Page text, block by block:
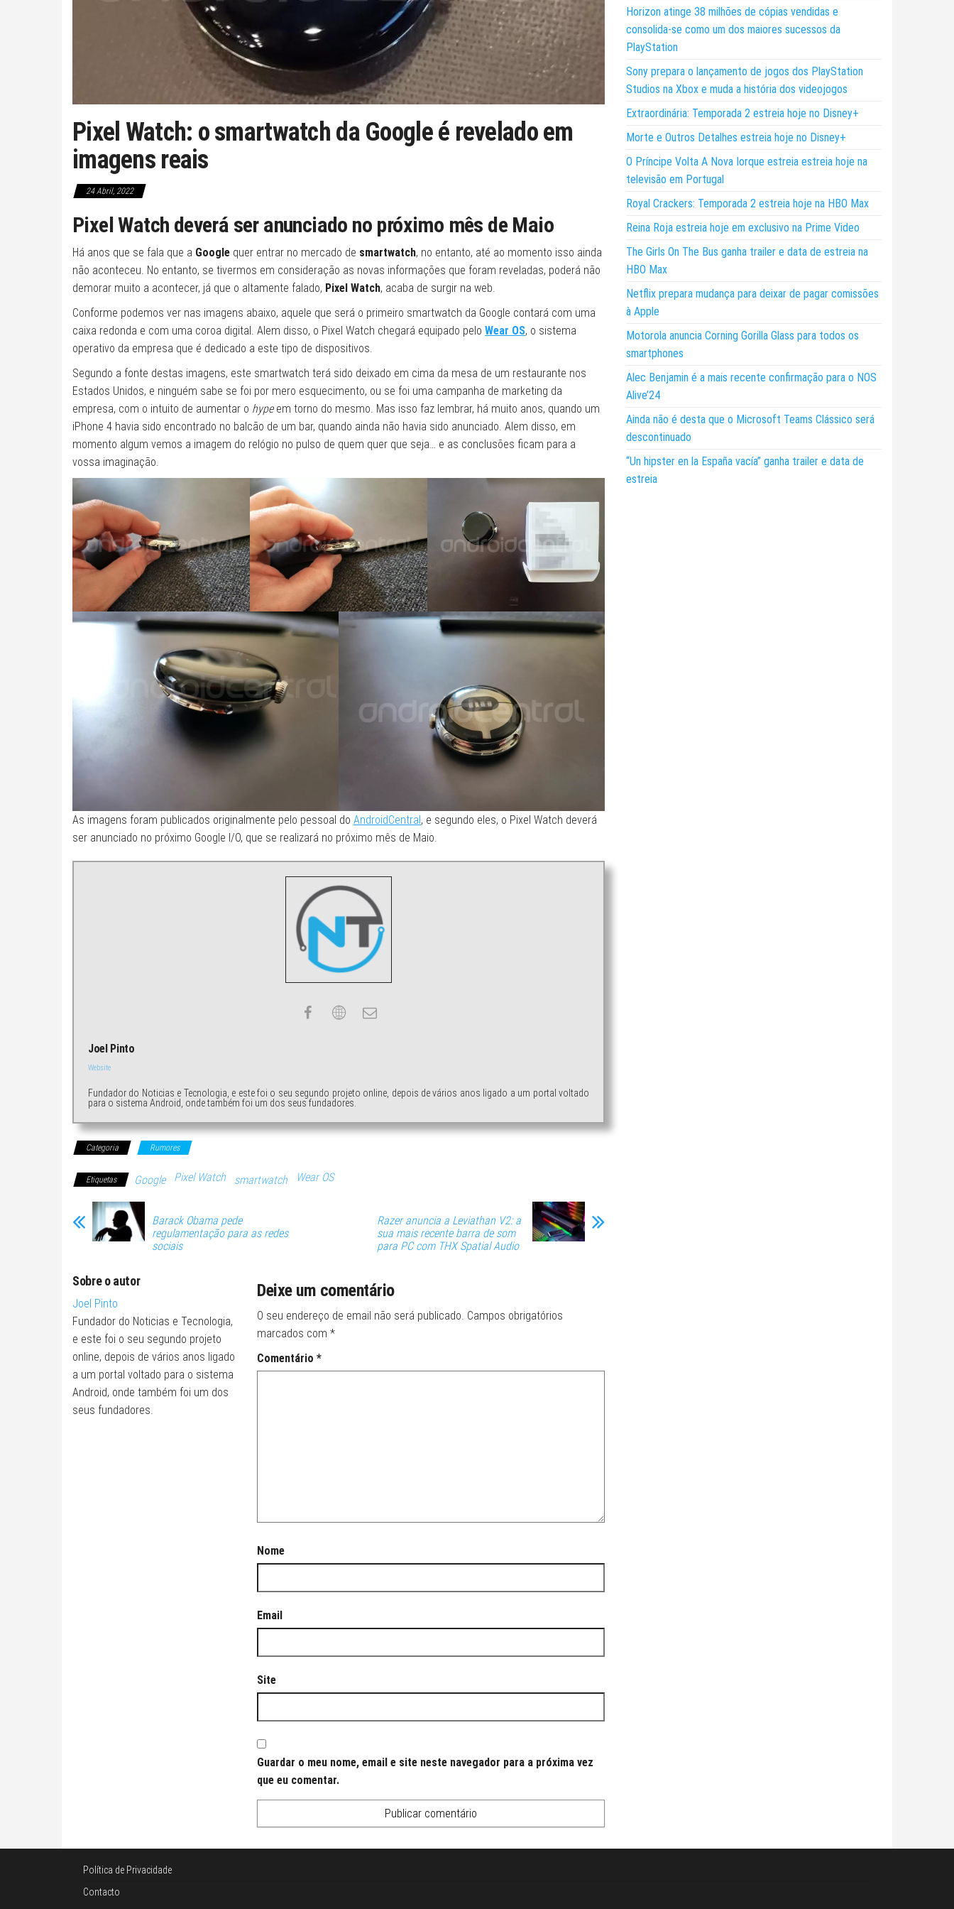
Pixel Watch: o smartwatch da Google é revelado em
imagens reais
24 Abril, 2022
Pixel Watch deverá ser anunciado no próximo mês de Maio
Há anos que se fala que a Google quer entrar no mercado de smartwatch, no entanto, até ao momento isso ainda
não aconteceu. No entanto, se tivermos em consideração as novas informações que foram reveladas, poderá não
demorar muito a acontecer, já que o altamente falado, Pixel Watch, acaba de surgir na web.
Conforme podemos ver nas imagens abaixo, aquele que será o primeiro smartwatch da Google contará com uma
caixa redonda e com uma coroa digital. Alem disso, o Pixel Watch chegará equipado pelo Wear OS, o sistema
operativo da empresa que é dedicado a este tipo de dispositivos.
Segundo a fonte destas imagens, este smartwatch terá sido deixado em cima da mesa de um restaurante nos
Estados Unidos, e ninguém sabe se foi por mero esquecimento, ou se foi uma campanha de marketing da
empresa, com o intuito de aumentar o hype em torno do mesmo. Mas isso faz lembrar, há muito anos, quando um
iPhone 4 havia sido encontrado no balcão de um bar, quando ainda não havia sido anunciado. Alem disso, em
momento algum vemos a imagem do relógio no pulso de quem quer que seja… e as conclusões ficam para a
vossa imaginação.
As imagens foram publicados originalmente pelo pessoal do AndroidCentral, e segundo eles, o Pixel Watch deverá
ser anunciado no próximo Google I/O, que se realizará no próximo mês de Maio.
Joel Pinto
Website
Fundador do Noticias e Tecnologia, e este foi o seu segundo projeto online, depois de vários anos ligado a um portal voltado
para o sistema Android, onde também foi um dos seus fundadores.
Categoria Rumores
Etiquetas Google Pixel Watch smartwatch Wear OS
Barack Obama pede
regulamentação para as redes
sociais
Razer anuncia a Leviathan V2: a
sua mais recente barra de som
para PC com THX Spatial Audio
Sobre o autor
Joel Pinto
Fundador do Noticias e Tecnologia,
e este foi o seu segundo projeto
online, depois de vários anos ligado
a um portal voltado para o sistema
Android, onde também foi um dos
seus fundadores.
Deixe um comentário
O seu endereço de email não será publicado. Campos obrigatórios
marcados com *
Comentário *
Nome
Email
Site
Guardar o meu nome, email e site neste navegador para a próxima vez
que eu comentar.
Horizon atinge 38 milhões de cópias vendidas e
consolida-se como um dos maiores sucessos da
PlayStation
Sony prepara o lançamento de jogos dos PlayStation
Studios na Xbox e muda a história dos videojogos
Extraordinária: Temporada 2 estreia hoje no Disney+
Morte e Outros Detalhes estreia hoje no Disney+
O Príncipe Volta A Nova Iorque estreia estreia hoje na
televisão em Portugal
Royal Crackers: Temporada 2 estreia hoje na HBO Max
Reina Roja estreia hoje em exclusivo na Prime Video
The Girls On The Bus ganha trailer e data de estreia na
HBO Max
Netflix prepara mudança para deixar de pagar comissões
à Apple
Motorola anuncia Corning Gorilla Glass para todos os
smartphones
Alec Benjamin é a mais recente confirmação para o NOS
Alive’24
Ainda não é desta que o Microsoft Teams Clássico será
descontinuado
“Un hipster en la España vacía” ganha trailer e data de
estreia
Política de Privacidade
Contacto